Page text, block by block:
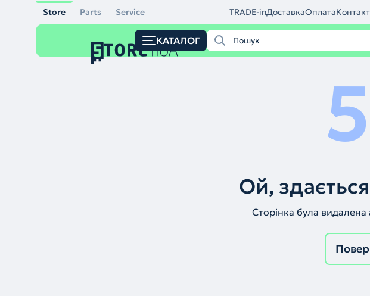
Store Parts Service TRADE-inДоставкаОплата
КАТАЛОГ
5
Ой,
Сторінка була